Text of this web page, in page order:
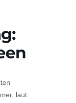
laut